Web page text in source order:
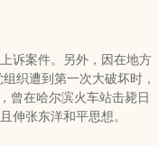
诉案件。另外，因在地方
织遭到第一次大破坏时，
曾在哈尔滨火车站击毙日
伸张东洋和平思想。